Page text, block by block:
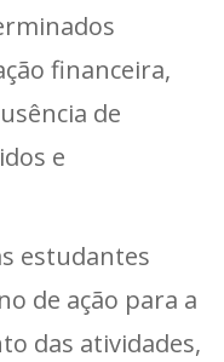
financeira,
de
e
estudantes
de ação para a
das atividades,